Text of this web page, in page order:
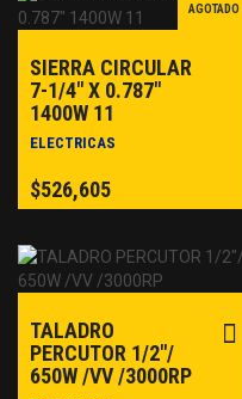
AGOTADO
SIERRA CIRCULAR
7-1/4″ X 0.787″
1400W 11
ELECTRICAS
$526,605
TALADRO
PERCUTOR 1/2″/
650W /VV /3000RP